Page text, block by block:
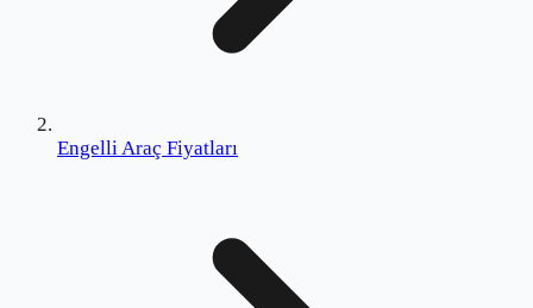
Engelli Araç Fiyatları